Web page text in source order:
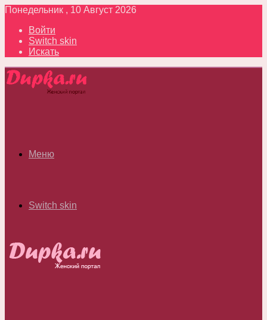
Понедельник , 10 Август 2026
Войти
Switch skin
Искать
Меню
Switch skin